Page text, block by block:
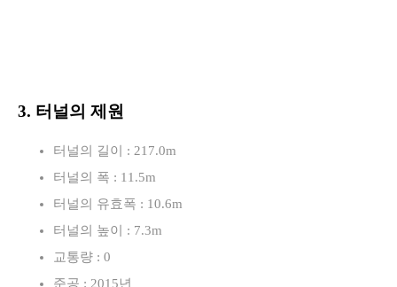
3. 터널의 제원
터널의 길이 : 217.0m
터널의 폭 : 11.5m
터널의 유효폭 : 10.6m
터널의 높이 : 7.3m
교통량 : 0
준공 : 2015년